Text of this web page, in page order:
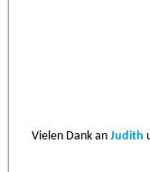
Vielen Dank an Judith